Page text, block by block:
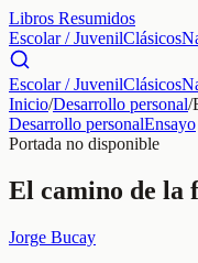
Libros Resumidos
Escolar / JuvenilClásicos
Escolar / JuvenilClásicos
Inicio/Desarrollo personal/
Desarrollo personalEnsayo
Portada no disponible
El camino de la
Jorge Bucay